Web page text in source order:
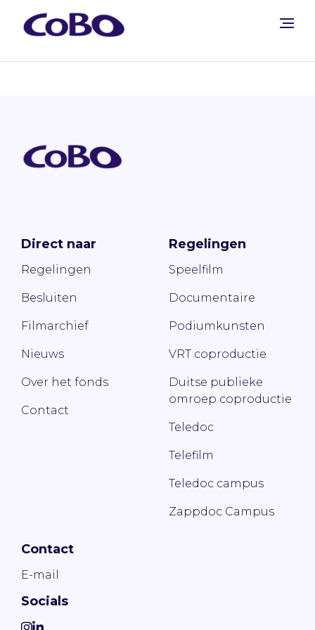
Direct naar
Regelingen
Besluiten
Filmarchief
Nieuws
Over het fonds
Contact
Regelingen
Speelfilm
Documentaire
Podiumkunsten
VRT coproductie
Duitse publieke
omroep coproductie
Teledoc
Telefilm
Teledoc campus
Zappdoc Campus
Contact
E-mail
Socials